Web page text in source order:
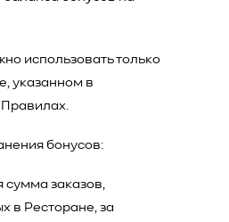
использовать только
указанном в
бонусов:
сумма заказов,
в Ресторане, за